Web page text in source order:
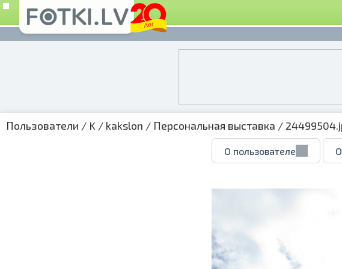
Пользователи / K / kakslon / Персональная выставка /
О пользователе